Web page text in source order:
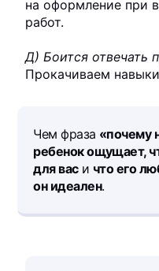
на оформление при
работ.
Д) Боится отвечать
Прокачиваем
Чем фраза «почему
ребенок ощущает,
для васи что его
он идеален.